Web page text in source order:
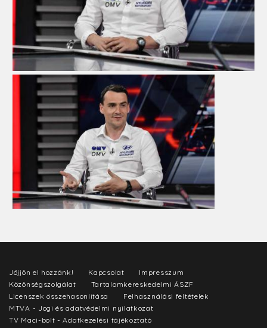
Jöjjön el hozzánk! Kapcsolat
Impresszum
Közönségszolgálat
Tartalomkereskedelmi ÁSZF
Licenszek összehasonlítása
Felhasználási feltételek
MTVA - Jogi és adatvédelmi nyilatkozat
TV Maci-bolt - Adatkezelési tájékoztató